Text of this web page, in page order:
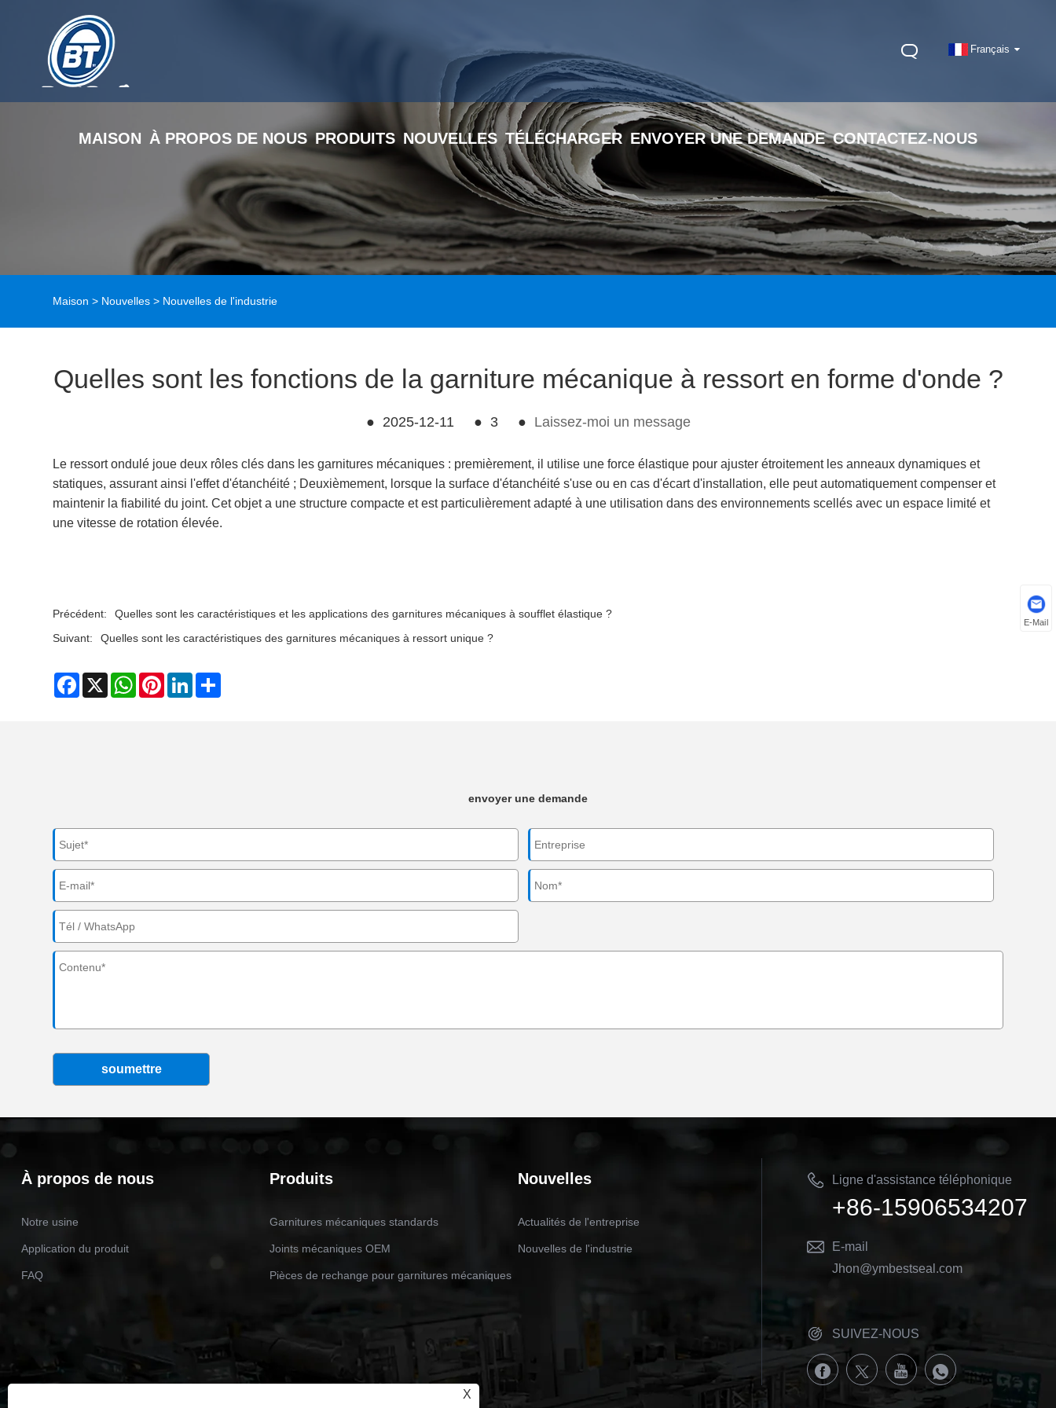
Français
MAISON À PROPOS DE NOUS PRODUITS NOUVELLES TÉLÉCHARGER ENVOYER UNE DEMANDE CONTACTEZ-NOUS
Maison > Nouvelles > Nouvelles de l'industrie
Quelles sont les fonctions de la garniture mécanique à ressort en forme d'onde ?
● 2025-12-11 ● 3 ● Laissez-moi un message
Le ressort ondulé joue deux rôles clés dans les garnitures mécaniques : premièrement, il utilise une force élastique pour ajuster étroitement les anneaux dynamiques et
statiques, assurant ainsi l'effet d'étanchéité ; Deuxièmement, lorsque la surface d'étanchéité s'use ou en cas d'écart d'installation, elle peut automatiquement compenser et
maintenir la fiabilité du joint. Cet objet a une structure compacte et est particulièrement adapté à une utilisation dans des environnements scellés avec un espace limité et
une vitesse de rotation élevée.
Précédent:
Quelles sont les caractéristiques et les applications des garnitures mécaniques à soufflet élastique ?
Suivant:
Quelles sont les caractéristiques des garnitures mécaniques à ressort unique ?
Facebook
X WhatsAppPinterestLinkedIn
envoyer une demande
soumettre
Ligne d'assistance téléphonique
nationale du service client
+86-15906534207
E-mail
Jhon@ymbestseal.com
SUIVEZ-NOUS
À propos de nous
Notre usine
Application du produit
FAQ
Produits
Garnitures mécaniques standards
Joints mécaniques OEM
Pièces de rechange pour garnitures mécaniques
Nouvelles
Actualités de l'entreprise
Nouvelles de l'industrie
E-Mail
X